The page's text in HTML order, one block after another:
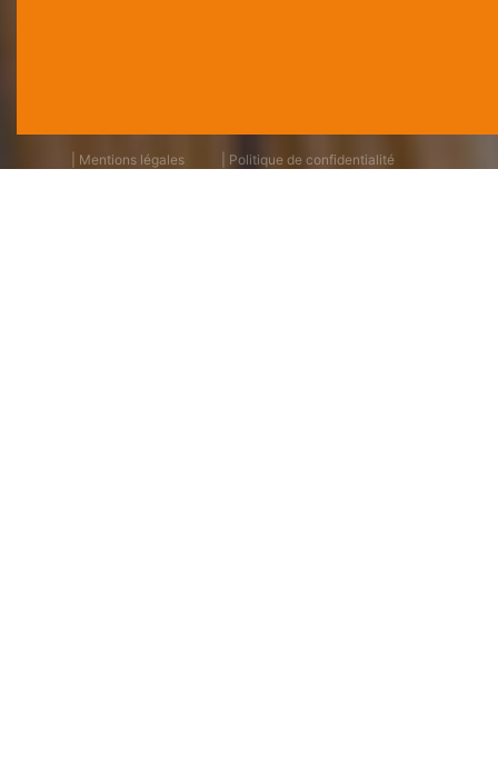
| Mentions légales | Politique de confidentialité